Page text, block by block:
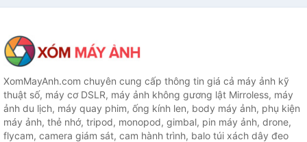
XomMayAnh.com chuyên cung cấp thông tin giá cả máy ảnh kỹ
thuật số, máy cơ DSLR, máy ảnh không gương lật Mirroless, máy
ảnh du lịch, máy quay phim, ống kính len, body máy ảnh, phụ kiện
máy ảnh, thẻ nhớ, tripod, monopod, gimbal, pin máy ảnh, drone,
flycam, camera giám sát, cam hành trình, balo túi xách dây đeo